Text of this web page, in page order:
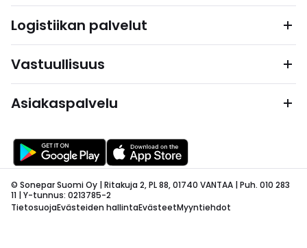
Logistiikan palvelut
Vastuullisuus
Asiakaspalvelu
© Sonepar Suomi Oy | Ritakuja 2, PL 88, 01740 VANTAA | Puh. 010 283
11 | Y-tunnus: 0213785-2
TietosuojaEvästeiden hallintaEvästeetMyyntiehdot